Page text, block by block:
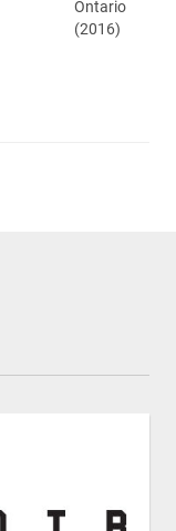
Ontario
(2016)